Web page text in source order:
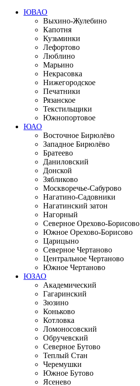
ЮВАО
Выхино-Жулебино
Капотня
Кузьминки
Лефортово
Люблино
Марьино
Некрасовка
Нижегородское
Печатники
Рязанское
Текстильщики
Южнопортовое
ЮАО
Восточное Бирюлёво
Западное Бирюлёво
Братеево
Даниловский
Донской
Зябликово
Москворечье-Сабурово
Нагатино-Садовники
Нагатинский затон
Нагорный
Северное Орехово-Борисово
Южное Орехово-Борисово
Царицыно
Северное Чертаново
Центральное Чертаново
Южное Чертаново
ЮЗАО
Академический
Гагаринский
Зюзино
Коньково
Котловка
Ломоносовский
Обручевский
Северное Бутово
Теплый Стан
Черемушки
Южное Бутово
Ясенево